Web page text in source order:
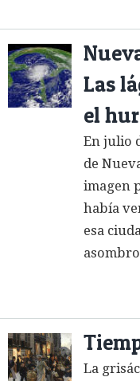
Las
el
En julio
de
imagen
había
esa
La